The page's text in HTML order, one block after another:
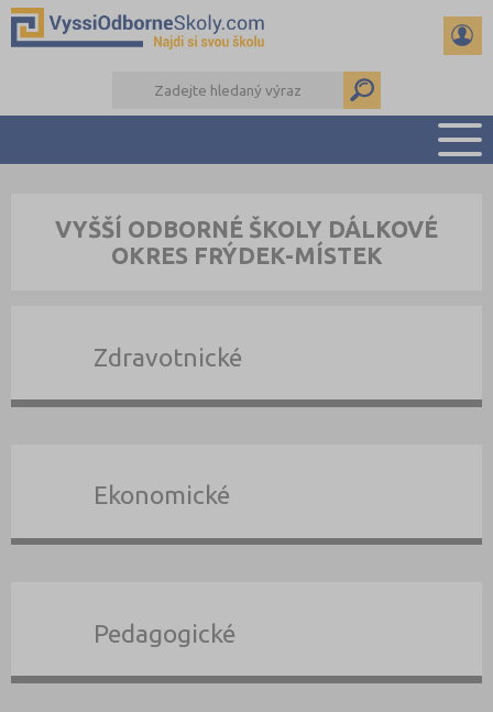
PŘÍPRAVA NA PŘIJÍMAČKY
KALENDÁŘ AKCÍ
VYŠŠÍ ODBORNÉ ŠKOLY DÁLKOVÉ
OKRES FRÝDEK-MÍSTEK
Zdravotnické
Ekonomické
Pedagogické